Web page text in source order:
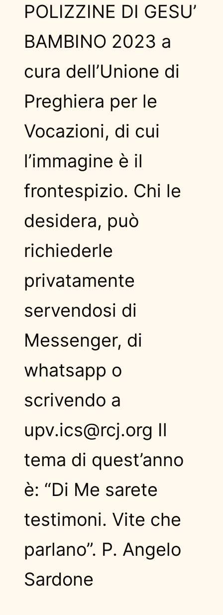
POLIZZINE DI GESU’
BAMBINO 2023 a
cura dell’Unione di
Preghiera per le
Vocazioni, di cui
l’immagine è il
frontespizio. Chi le
desidera, può
richiederle
privatamente
servendosi di
Messenger, di
whatsapp o
scrivendo a
upv.ics@rcj.org Il
tema di quest’anno
è: “Di Me sarete
testimoni. Vite che
parlano”. P. Angelo
Sardone